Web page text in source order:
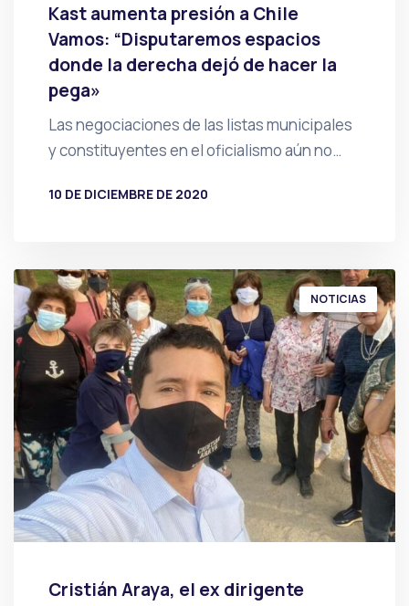
Kast aumenta presión a Chile
Vamos: “Disputaremos espacios
donde la derecha dejó de hacer la
pega»
Las negociaciones de las listas municipales
y constituyentes en el oficialismo aún no…
10 DE DICIEMBRE DE 2020
NOTICIAS
Cristián Araya, el ex dirigente